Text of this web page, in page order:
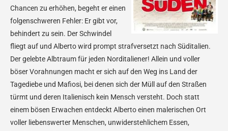
Chancen zu erhöhen, begeht er einen
folgenschweren Fehler: Er gibt vor,
behindert zu sein. Der Schwindel
fliegt auf und Alberto wird prompt strafversetzt nach Süditalien.
Der gelebte Albtraum für jeden Norditaliener! Allein und voller
böser Vorahnungen macht er sich auf den Weg ins Land der
Tagediebe und Mafiosi, bei denen sich der Müll auf den Straßen
türmt und deren Italienisch kein Mensch versteht. Doch statt
einem bösen Erwachen entdeckt Alberto einen malerischen Ort
voller liebenswerter Menschen, unwiderstehlichem Essen,